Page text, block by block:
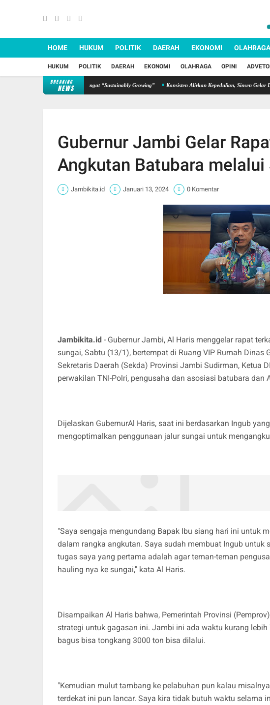
HOME HUKUM POLITIK DAERAH EKONOMI OLAHRAGA
HUKUM POLITIK DAERAH EKONOMI OLAHRAGA OPINI
BREAKING
NEWS
Sinsen Teguhkan Semangat “Sustainably Growing” Konsisten Alirkan Kepedulian, Sinsen Gelar Donor
Gubernur Jambi Gelar
Angkutan Batubara melalui
Jambikita.id Januari 13, 2024 0 Komentar
Jambikita.id - Gubernur Jambi, Al Haris menggelar rapat
sungai, Sabtu (13/1), bertempat di Ruang VIP Rumah
Sekretaris Daerah (Sekda) Provinsi Jambi Sudirman, Ketua
perwakilan TNI-Polri, pengusaha dan asosiasi batubara dan
Dijelaskan GubernurAl Haris, saat ini berdasarkan Ingub
mengoptimalkan penggunaan jalur sungai untuk
"Saya sengaja mengundang Bapak Ibu siang hari ini untuk
dalam rangka angkutan. Saya sudah membuat Ingub untuk
tugas saya yang pertama adalah agar teman-teman
hauling nya ke sungai," kata Al Haris.
Disampaikan Al Haris bahwa, Pemerintah Provinsi
strategi untuk gagasan ini. Jambi ini ada waktu kurang
bagus bisa tongkang 3000 ton bisa dilalui.
"Kemudian mulut tambang ke pelabuhan pun kalau
terdekat ini pun lancar. Saya kira tidak butuh waktu selama